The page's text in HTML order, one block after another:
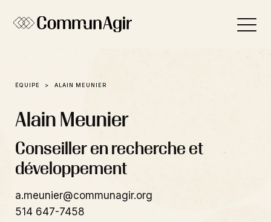
ÉQUIPE ALAIN MEUNIER
Alain Meunier
Conseiller en recherche et
développement
a.meunier@communagir.org
514 647-7458